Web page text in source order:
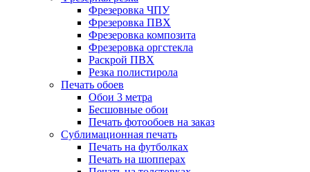
Фрезеровка ЧПУ
Фрезеровка ПВХ
Фрезеровка композита
Фрезеровка оргстекла
Раскрой ПВХ
Резка полистирола
Печать обоев
Обои 3 метра
Бесшовные обои
Печать фотообоев на заказ
Сублимационная печать
Печать на футболках
Печать на шопперах